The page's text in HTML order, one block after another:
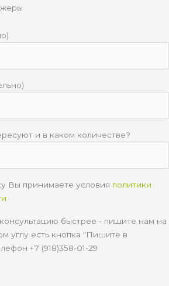
и в каком количестве?
Вы принимаете условия политики
консультацию быстрее - пишите нам на
углу есть кнопка "Пишите в
+7 (918)358-01-29